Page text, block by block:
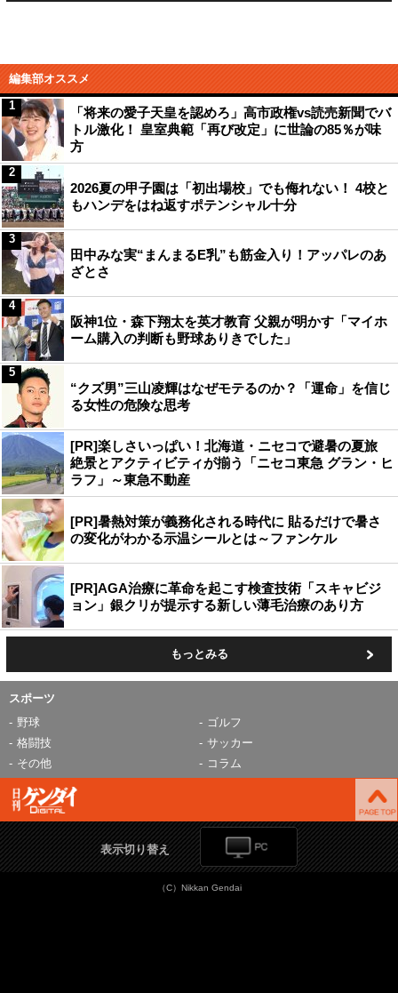
編集部オススメ
「将来の愛子天皇を認めろ」高市政権vs読売新聞でバ
トル激化！ 皇室典範「再び改定」に世論の85％が味
方
1
2026夏の甲子園は「初出場校」でも侮れない！ 4校と
もハンデをはね返すポテンシャル十分
2
田中みな実“まんまるE乳”も筋金入り！アッパレのあ
ざとさ
3
阪神1位・森下翔太を英才教育 父親が明かす「マイホ
ーム購入の判断も野球ありきでした」
4
“クズ男”三山凌輝はなぜモテるのか？「運命」を信じ
る女性の危険な思考
5
[PR]楽しさいっぱい！北海道・ニセコで避暑の夏旅
絶景とアクティビティが揃う「ニセコ東急 グラン・ヒ
ラフ」～東急不動産
[PR]暑熱対策が義務化される時代に 貼るだけで暑さ
の変化がわかる示温シールとは～ファンケル
[PR]AGA治療に革命を起こす検査技術「スキャビジ
ョン」銀クリが提示する新しい薄毛治療のあり方
もっとみる
スポーツ
野球
ゴルフ
格闘技
サッカー
その他
コラム
表示切り替え
（C）Nikkan Gendai